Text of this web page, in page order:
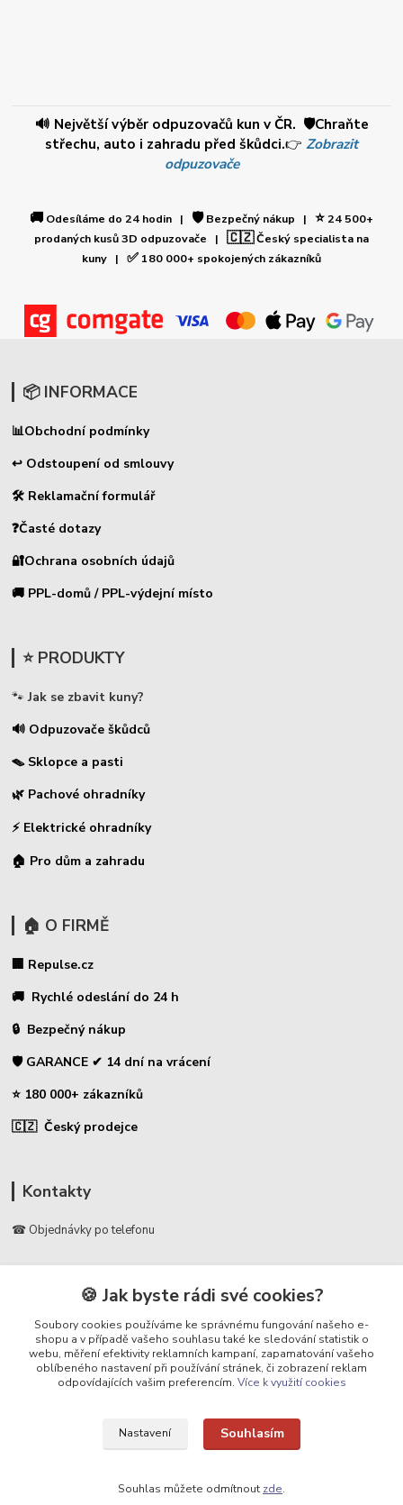
🔊 Největší výběr odpuzovačů kun v ČR. 🛡️Chraňte
střechu, auto i zahradu před škůdci.👉 Zobrazit
odpuzovače
🚚 Odesíláme do 24 hodin | 🛡️Bezpečný nákup | ⭐24 500+
prodaných kusů 3D odpuzovače | 🇨🇿Český specialista na
kuny | ✅ 180 000+ spokojených zákazníků
📦 INFORMACE
📊Obchodní podmínky
↩ Odstoupení od smlouvy
🛠 Reklamační formulář
❓Časté dotazy
🔐Ochrana osobních údajů
🚚 PPL-domů / PPL-výdejní místo
⭐ PRODUKTY
🐾 Jak se zbavit kuny?
🔊 Odpuzovače škůdců
🪤 Sklopce a pasti
🌿 Pachové ohradníky
⚡ Elektrické ohradníky
🏠 Pro dům a zahradu
🏠 O FIRMĚ
🏢 Repulse.cz
🚚 Rychlé odeslání do 24 h
🔒 Bezpečný nákup
🛡️ GARANCE ✔ 14 dní na vrácení
⭐ 180 000+ zákazníků
🇨🇿 Český prodejce
Kontakty
☎ Objednávky po telefonu
🛡️ Infolinka
📞 728 007 997
⏰ Po - Pá | 7:00 - 13:30 |
info@repulse.cz
REPULSE s.r.o. | www.repulse.cz | 2015-2026 © Hradec Králové
🍪 Jak byste rádi své cookies?
Soubory cookies používáme ke správnému fungování našeho e-
shopu a v případě vašeho souhlasu také ke sledování statistik o
webu, měření efektivity reklamních kampaní, zapamatování vašeho
oblíbeného nastavení při používání stránek, či zobrazení reklam
odpovídajících vašim preferencím. Více k využití cookies
Nastavení Souhlasím
Souhlas můžete odmítnout zde.